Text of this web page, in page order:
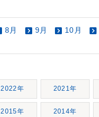
8月 9月 10月
2022年 2021年
2015年 2014年